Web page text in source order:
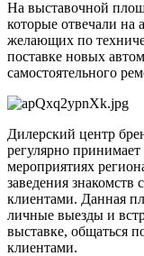
На выставочной
которые отвечали на
желающих по
поставке новых
самостоятельного
Дилерский центр
регулярно
мероприятиях
заведения
клиентами. Данная
личные выезды и
выставке, общаться
клиентами.